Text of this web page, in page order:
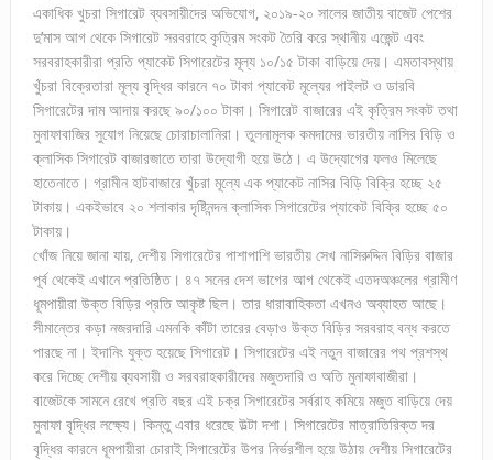
একাধিক খুচরা সিগারেট ব্যবসায়ীদের অভিযোগ, ২০১৯-২০ সালের জাতীয় বাজেট পেশের
দু’মাস আগ থেকে সিগারেট সরবরাহে কৃত্রিম সংকট তৈরি করে স্থানীয় এজেন্ট এবং
সরবরাহকারীরা প্রতি প্যাকেট সিগারেটের মূল্য ১০/১৫ টাকা বাড়িয়ে দেয়। এমতাবস্থায়
খুঁচরা বিক্রেতারা মূল্য বৃদ্ধির কারনে ৭০ টাকা প্যাকেট মূল্যের পাইলট ও ডারবি
সিগারেটের দাম আদায় করছে ৯০/১০০ টাকা। সিগারেট বাজারের এই কৃত্রিম সংকট তথা
মুনাফাবাজির সুযোগ নিয়েছে চোরাচালানিরা। তুলনামূলক কমদামের ভারতীয় নাসির বিড়ি ও
ক্লাসিক সিগারেট বাজারজাতে তারা উদ্যোগী হয়ে উঠে। এ উদ্যোগের ফলও মিলেছে
হাতেনাতে। গ্রামীন হাটবাজারে খুঁচরা মূল্যে এক প্যাকেট নাসির বিড়ি বিক্রি হচ্ছে ২৫
টাকায়। একইভাবে ২০ শলাকার দৃষ্টিনন্দন ক্লাসিক সিগারেটের প্যাকেট বিক্রি হচ্ছে ৫০
টাকায়।
খোঁজ নিয়ে জানা যায়, দেশীয় সিগারেটের পাশাপাশি ভারতীয় সেখ নাসিরুদ্দিন বিড়ির বাজার
পূর্ব থেকেই এখানে প্রতিষ্ঠিত। ৪৭ সনের দেশ ভাগের আগ থেকেই এতদঅঞ্চলের গ্রামীণ
ধূমপায়ীরা উক্ত বিড়ির প্রতি আকৃষ্ট ছিল। তার ধারাবাহিকতা এখনও অব্যাহত আছে।
সীমান্তের কড়া নজরদারি এমনকি কাঁটা তারের বেড়াও উক্ত বিড়ির সরবরাহ বন্ধ করতে
পারছে না। ইদানিং যুক্ত হয়েছে সিগারেট। সিগারেটের এই নতুন বাজারের পথ প্রশস্থ
করে দিচ্ছে দেশীয় ব্যবসায়ী ও সরবরাহকারীদের মজুতদারি ও অতি মুনাফাবাজীরা।
বাজেটকে সামনে রেখে প্রতি বছর এই চক্র সিগারেটের সর্বরাহ কমিয়ে মজুত বাড়িয়ে দেয়
মুনাফা বৃদ্ধির লক্ষ্যে। কিন্তু এবার ধরেছে উল্টা দশা। সিগারেটের মাত্রাতিরিক্ত দর
বৃদ্ধির কারনে ধূমপায়ীরা চোরাই সিগারেটের উপর নির্ভরশীল হয়ে উঠায় দেশীয় সিগারেটের